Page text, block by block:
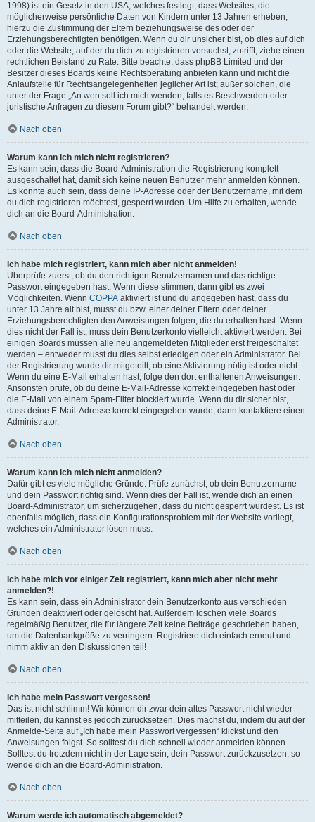
1998) ist ein Gesetz in den USA, welches festlegt, dass Websites, die
möglicherweise persönliche Daten von Kindern unter 13 Jahren erheben,
hierzu die Zustimmung der Eltern beziehungsweise des oder der
Erziehungsberechtigten benötigen. Wenn du dir unsicher bist, ob dies auf dich
oder die Website, auf der du dich zu registrieren versuchst, zutrifft, ziehe einen
rechtlichen Beistand zu Rate. Bitte beachte, dass phpBB Limited und der
Besitzer dieses Boards keine Rechtsberatung anbieten kann und nicht die
Anlaufstelle für Rechtsangelegenheiten jeglicher Art ist; außer solchen, die
unter der Frage „An wen soll ich mich wenden, falls es Beschwerden oder
juristische Anfragen zu diesem Forum gibt?“ behandelt werden.
Nach oben
Warum kann ich mich nicht registrieren?
Es kann sein, dass die Board-Administration die Registrierung komplett
ausgeschaltet hat, damit sich keine neuen Benutzer mehr anmelden können.
Es könnte auch sein, dass deine IP-Adresse oder der Benutzername, mit dem
du dich registrieren möchtest, gesperrt wurden. Um Hilfe zu erhalten, wende
dich an die Board-Administration.
Nach oben
Ich habe mich registriert, kann mich aber nicht anmelden!
Überprüfe zuerst, ob du den richtigen Benutzernamen und das richtige
Passwort eingegeben hast. Wenn diese stimmen, dann gibt es zwei
Möglichkeiten. Wenn COPPA aktiviert ist und du angegeben hast, dass du
unter 13 Jahre alt bist, musst du bzw. einer deiner Eltern oder deiner
Erziehungsberechtigten den Anweisungen folgen, die du erhalten hast. Wenn
dies nicht der Fall ist, muss dein Benutzerkonto vielleicht aktiviert werden. Bei
einigen Boards müssen alle neu angemeldeten Mitglieder erst freigeschaltet
werden – entweder musst du dies selbst erledigen oder ein Administrator. Bei
der Registrierung wurde dir mitgeteilt, ob eine Aktivierung nötig ist oder nicht.
Wenn du eine E-Mail erhalten hast, folge den dort enthaltenen Anweisungen.
Ansonsten prüfe, ob du deine E-Mail-Adresse korrekt eingegeben hast oder
die E-Mail von einem Spam-Filter blockiert wurde. Wenn du dir sicher bist,
dass deine E-Mail-Adresse korrekt eingegeben wurde, dann kontaktiere einen
Administrator.
Nach oben
Warum kann ich mich nicht anmelden?
Dafür gibt es viele mögliche Gründe. Prüfe zunächst, ob dein Benutzername
und dein Passwort richtig sind. Wenn dies der Fall ist, wende dich an einen
Board-Administrator, um sicherzugehen, dass du nicht gesperrt wurdest. Es ist
ebenfalls möglich, dass ein Konfigurationsproblem mit der Website vorliegt,
welches ein Administrator lösen muss.
Nach oben
Ich habe mich vor einiger Zeit registriert, kann mich aber nicht mehr
anmelden?!
Es kann sein, dass ein Administrator dein Benutzerkonto aus verschieden
Gründen deaktiviert oder gelöscht hat. Außerdem löschen viele Boards
regelmäßig Benutzer, die für längere Zeit keine Beiträge geschrieben haben,
um die Datenbankgröße zu verringern. Registriere dich einfach erneut und
nimm aktiv an den Diskussionen teil!
Nach oben
Ich habe mein Passwort vergessen!
Das ist nicht schlimm! Wir können dir zwar dein altes Passwort nicht wieder
mitteilen, du kannst es jedoch zurücksetzen. Dies machst du, indem du auf der
Anmelde-Seite auf „Ich habe mein Passwort vergessen“ klickst und den
Anweisungen folgst. So solltest du dich schnell wieder anmelden können.
Solltest du trotzdem nicht in der Lage sein, dein Passwort zurückzusetzen, so
wende dich an die Board-Administration.
Nach oben
Warum werde ich automatisch abgemeldet?